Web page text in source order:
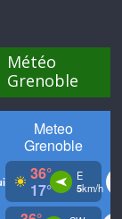
Météo
Grenoble